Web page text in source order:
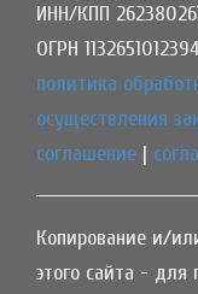
ИНН/КПП
ОГРН 1132651012394
политика
осуществления
соглашение |
Копирование и/
этого сайта - для